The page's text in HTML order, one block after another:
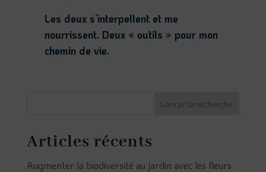
Les deux s’interpellent et me
nourrissent. Deux « outils » pour mon
chemin de vie.
Lancer la recherche
Articles récents
Augmenter la biodiversité au jardin avec les fleurs